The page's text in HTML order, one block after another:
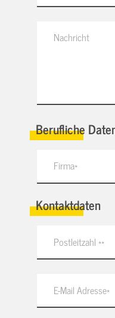
Berufliche
Kontaktdaten